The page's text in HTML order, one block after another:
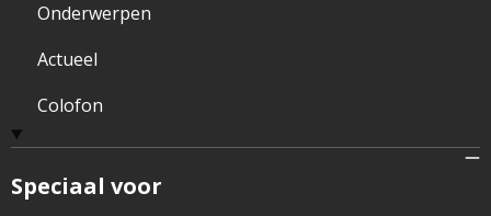
Onderwerpen
Actueel
Colofon
Speciaal voor